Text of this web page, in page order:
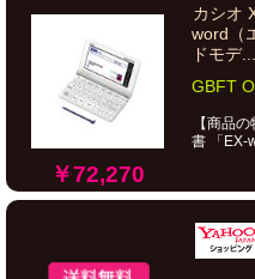
￥72,270
カシオ
word（
ドモデ...
GBFT
【商品
書 「EX-